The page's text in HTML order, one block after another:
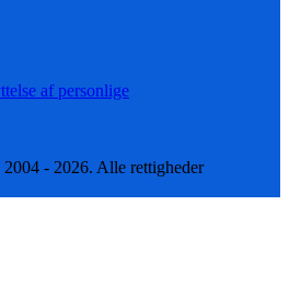
af personlige
- 2026. Alle rettigheder